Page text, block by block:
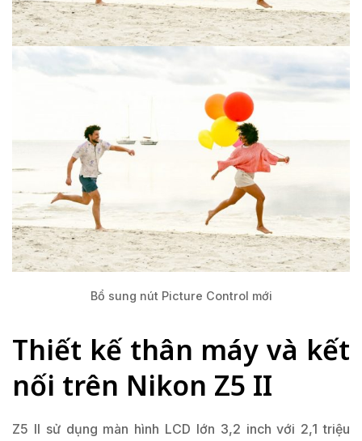
Bổ sung nút Picture Control mới
Thiết kế thân máy và kết
nối trên Nikon Z5 II
Z5 II sử dụng màn hình LCD lớn 3,2 inch với 2,1 triệu